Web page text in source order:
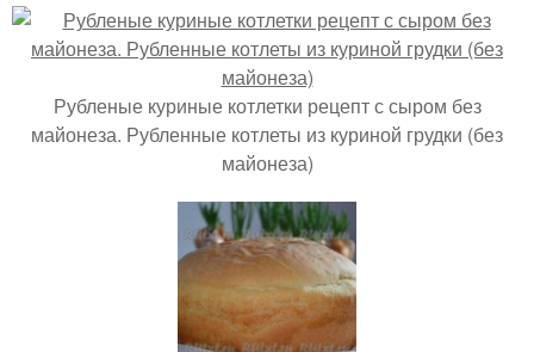
Рубленые куриные котлетки рецепт с сыром без
майонеза. Рубленные котлеты из куриной грудки (без
майонеза)